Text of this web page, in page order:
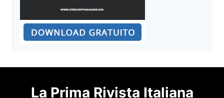
La Prima Rivista Italiana